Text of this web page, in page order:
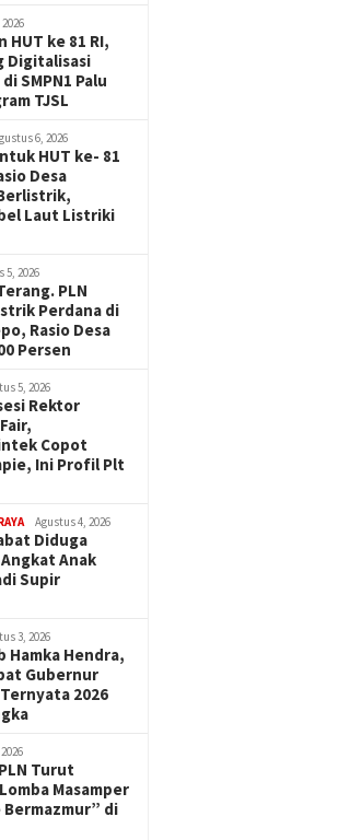
HUT ke 81 RI,
Digitalisasi
SMPN1 Palu
TJSL
6, 2026
HUT ke- 81
Desa
Laut Listriki
5, 2026
PLN
Perdana di
Rasio Desa
Persen
5, 2026
Rektor
Copot
Ini Profil Plt
Agustus 4, 2026
Diduga
Anak
Supir
3, 2026
Hamka Hendra,
Gubernur
2026
Turut
Masamper
Bermazmur” di